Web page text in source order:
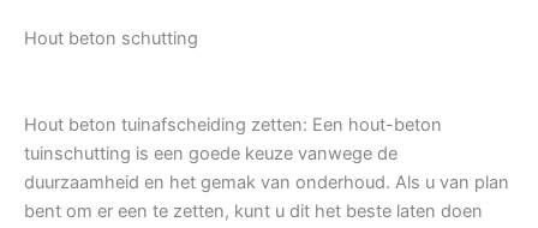
Hout beton schutting
Hout beton tuinafscheiding zetten: Een hout-beton
tuinschutting is een goede keuze vanwege de
duurzaamheid en het gemak van onderhoud. Als u van plan
bent om er een te zetten, kunt u dit het beste laten doen